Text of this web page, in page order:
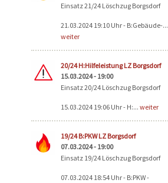
Einsatz 21/24 Löschzug Borgsdorf
21.03.2024 19:10 Uhr - B:Gebäude-...
weiter
20/24 H:Hilfeleistung LZ Borgsdorf
15.03.2024 - 19:00
Einsatz 20/24 Löschzug Borgsdorf
15.03.2024 19:06 Uhr - H:... weiter
19/24 B:PKW LZ Borgsdorf
07.03.2024 - 19:00
Einsatz 19/24 Löschzug Borgsdorf
07.03.2024 18:54 Uhr - B:PKW -